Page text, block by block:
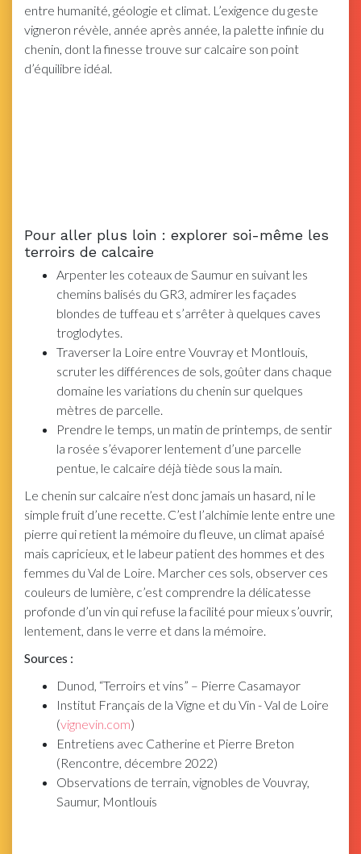
entre humanité, géologie et climat. L’exigence du geste
vigneron révèle, année après année, la palette infinie du
chenin, dont la finesse trouve sur calcaire son point
d’équilibre idéal.
Pour aller plus loin : explorer soi-même les
terroirs de calcaire
Arpenter les coteaux de Saumur en suivant les
chemins balisés du GR3, admirer les façades
blondes de tuffeau et s’arrêter à quelques caves
troglodytes.
Traverser la Loire entre Vouvray et Montlouis,
scruter les différences de sols, goûter dans chaque
domaine les variations du chenin sur quelques
mètres de parcelle.
Prendre le temps, un matin de printemps, de sentir
la rosée s’évaporer lentement d’une parcelle
pentue, le calcaire déjà tiède sous la main.
Le chenin sur calcaire n’est donc jamais un hasard, ni le
simple fruit d’une recette. C’est l’alchimie lente entre une
pierre qui retient la mémoire du fleuve, un climat apaisé
mais capricieux, et le labeur patient des hommes et des
femmes du Val de Loire. Marcher ces sols, observer ces
couleurs de lumière, c’est comprendre la délicatesse
profonde d’un vin qui refuse la facilité pour mieux s’ouvrir,
lentement, dans le verre et dans la mémoire.
Sources :
Dunod, “Terroirs et vins” – Pierre Casamayor
Institut Français de la Vigne et du Vin - Val de Loire
(vignevin.com)
Entretiens avec Catherine et Pierre Breton
(Rencontre, décembre 2022)
Observations de terrain, vignobles de Vouvray,
Saumur, Montlouis